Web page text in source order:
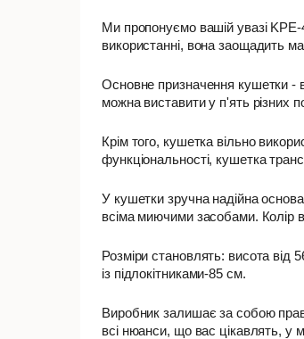
Ми пропонуємо вашій увазі
використанні, вона заощадить
Основне призначення кушетки -
можна виставити у п'ять різних
Крім того, кушетка вільно
функціональності, кушетка
У кушетки зручна надійна
всіма миючими засобами. Колір
Розміри становлять: висота
із підлокітниками-85 см.
Виробник залишає за собою
всі нюанси, що вас цікавлять, у